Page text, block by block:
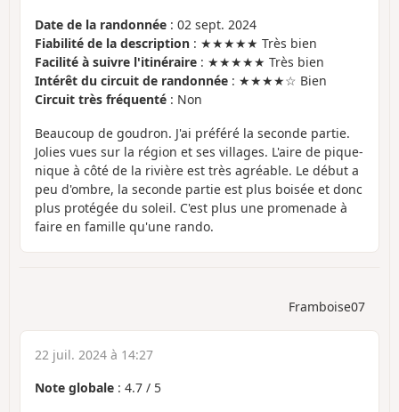
Date de la randonnée : 02 sept. 2024
Fiabilité de la description : ★★★★★ Très bien
Facilité à suivre l'itinéraire : ★★★★★ Très bien
Intérêt du circuit de randonnée : ★★★★☆ Bien
Circuit très fréquenté : Non
Beaucoup de goudron. J'ai préféré la seconde partie.
Jolies vues sur la région et ses villages. L'aire de pique-
nique à côté de la rivière est très agréable. Le début a
peu d'ombre, la seconde partie est plus boisée et donc
plus protégée du soleil. C'est plus une promenade à
faire en famille qu'une rando.
Framboise07
22 juil. 2024 à 14:27
Note globale : 4.7 / 5